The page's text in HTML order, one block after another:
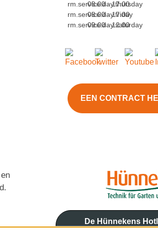
rm.service.day.thursday
08:00 - 17:00
rm.service.day.friday
08:00 - 17:00
rm.service.day.saturday
09:00 - 12:00
EEN CONTRACT
De Hünnekens